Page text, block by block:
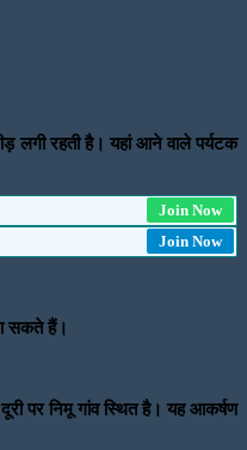
लगी रहती है। यहां आने वाले पर्यटक
Join Now
Join Now
सकते हैं।
पर निमू गांव स्थित है। यह आकर्षण